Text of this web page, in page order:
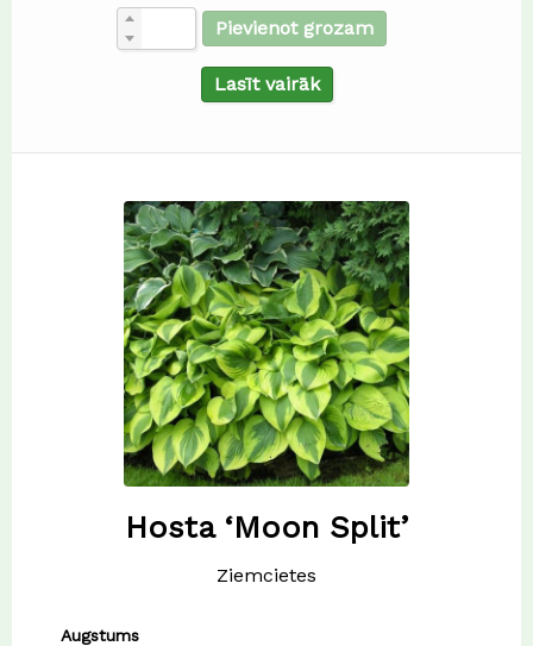
Pievienot grozam
Lasīt vairāk
Hosta ‘Moon Split’
Ziemcietes
Augstums